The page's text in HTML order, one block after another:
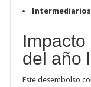
del año
Este desembolso